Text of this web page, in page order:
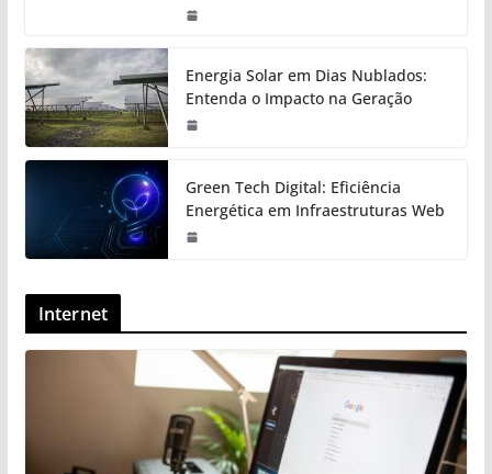
Energia Solar em Dias Nublados:
Entenda o Impacto na Geração
Green Tech Digital: Eficiência
Energética em Infraestruturas Web
Internet